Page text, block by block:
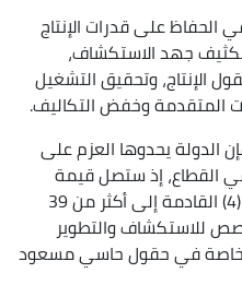
على قدرات الإنتاج
جهد الاستكشاف،
وتحقيق التشغيل
المتقدمة وخفض التكاليف.
يحدوها العزم على
إذ ستصل قيمة
الاستثمارات في السنوات الأربعة (4) القادمة إلى أكثر من 39
ستخصص للاستكشاف والتطوير
في حقول حاسي مسعود